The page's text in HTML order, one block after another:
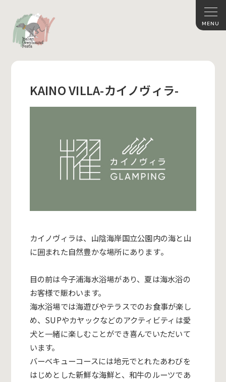
KAINO VILLA-カイノヴィラ-
カイノヴィラは、 山陰海岸国立公園内の海と山
に囲まれた自然豊かな場所にあります。
目の前は今子浦海水浴場があり、 夏は海水浴の
お客様で賑わいます。
海水浴場では海遊びやテラスでのお食事が楽し
め、 SUPやカヤックなどのアクティビティは愛
犬と一緒に楽しむことができ喜んでいただいて
います。
バーベキューコースには地元でとれたあわびを
はじめとした新鮮な海鮮と、 和牛のルーツであ